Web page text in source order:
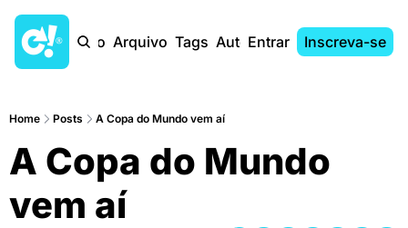
Início Arquivo Tags AutoresEntrar Inscreva-se
Home Posts A Copa do Mundo vem aí
A Copa do Mundo
vem aí